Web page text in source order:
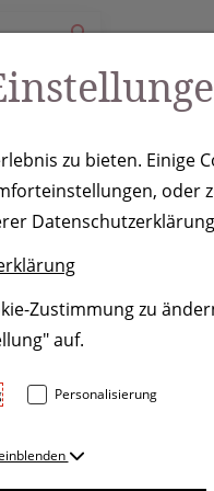
RPET Kühltasche mit 2
Durch den Tragegurt ist
zu bieten. Einige
oder
Zustimmung zu
auf.
Personalisierung